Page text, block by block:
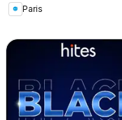
Paris